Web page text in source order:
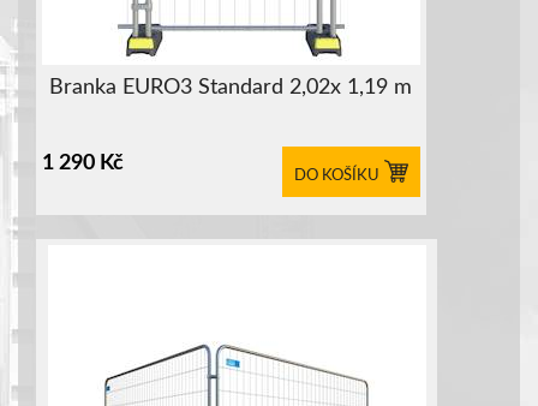
Branka EURO3 Standard 2,02x 1,19 m
1 290 Kč
DO KOŠÍKU